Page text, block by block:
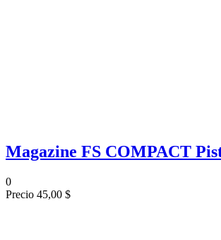
Magazine FS COMPACT
0
Precio 45,00 $